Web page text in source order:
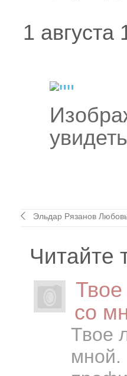
1 августа
Эльдар Рязанов
Читайте
со
Твое
мной.